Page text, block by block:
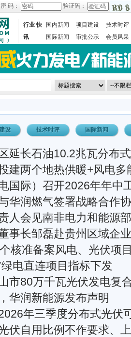
密 码： 验证码：
行业 快
讯
国内新闻 项目建设
技术时评
国际新闻
审批公示 会员风采
设 技术时评 国际新闻
石油10.2兆瓦分布式光伏发电项目
两个地热供暖+风电多能互
国际）召开2026年年中
华润燃气签署战略合作
人会见南非电力和能源
赴贵州区域企业调研：用绿色新动能守
核准备案风电、光伏项
电直连项目指标下发
万千瓦光伏发电复合项目实现全
华润新能源发布声明
季度分布式光伏可接入容量、受限
用比例不作要求、上网电量需